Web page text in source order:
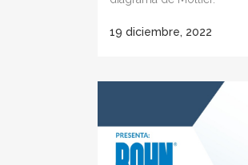
19 diciembre, 2022